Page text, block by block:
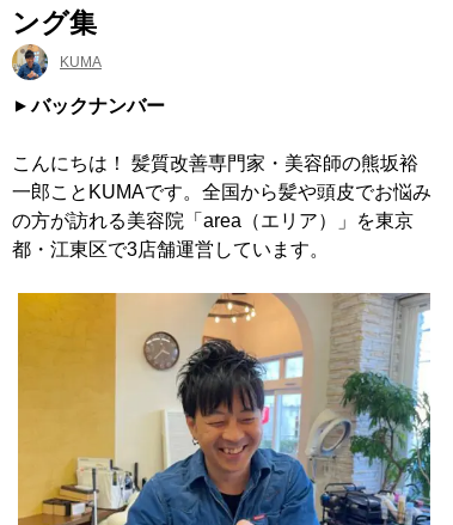
ング集
KUMA
バックナンバー
こんにちは！ 髪質改善専門家・美容師の熊坂裕
一郎ことKUMAです。全国から髪や頭皮でお悩み
の方が訪れる美容院「area（エリア）」を東京
都・江東区で3店舗運営しています。